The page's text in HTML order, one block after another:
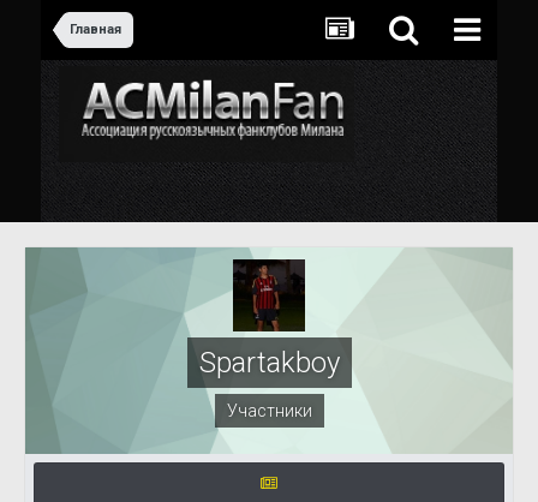
Главная
Spartakboy
Участники